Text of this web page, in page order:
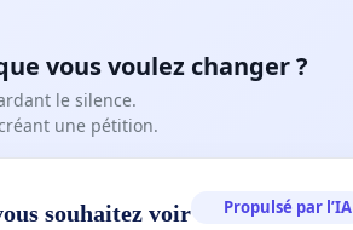
vous voulez changer ?
le silence.
une pétition.
souhaitez voir Propulsé par l’IA